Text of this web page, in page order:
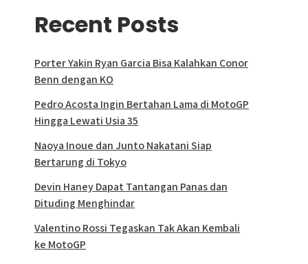
Recent Posts
Porter Yakin Ryan Garcia Bisa Kalahkan Conor
Benn dengan KO
Pedro Acosta Ingin Bertahan Lama di MotoGP
Hingga Lewati Usia 35
Naoya Inoue dan Junto Nakatani Siap
Bertarung di Tokyo
Devin Haney Dapat Tantangan Panas dan
Dituding Menghindar
Valentino Rossi Tegaskan Tak Akan Kembali
ke MotoGP